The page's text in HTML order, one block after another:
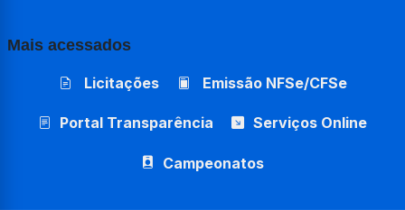
Mais acessados
Licitações Emissão NFSe/CFSe
Portal Transparência Serviços Online
Campeonatos